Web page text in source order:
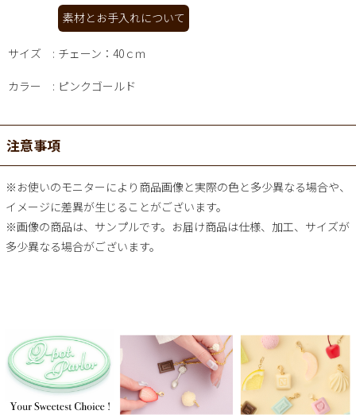
素材とお手入れについて
サイズ チェーン：40ｃｍ
カラー ピンクゴールド
注意事項
※お使いのモニターにより商品画像と実際の色と多少異なる場合や、
イメージに差異が生じることがございます。
※画像の商品は、サンプルです。お届け商品は仕様、加工、サイズが
多少異なる場合がございます。